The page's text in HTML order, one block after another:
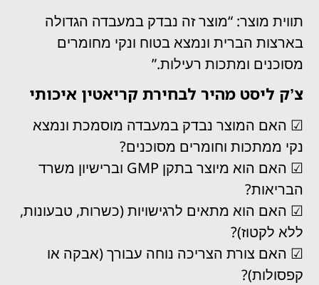
תווית מוצר: “מוצר זה נבדק במעבדה הגדולה
בארצות הברית ונמצא בטוח ונקי מחומרים
מסוכנים ומתכות רעילות.”
צ’ק ליסט מהיר לבחירת קריאטין איכותי
☑ האם המוצר נבדק במעבדה מוסמכת ונמצא
נקי ממתכות וחומרים מסוכנים?
☑ האם הוא מיוצר בתקן GMP וברישיון משרד
הבריאות?
☑ האם הוא מתאים לרגישויות (כשרות, טבעונות,
ללא לקטוז)?
☑ האם צורת הצריכה נוחה עבורך (אבקה או
קפסולות)?